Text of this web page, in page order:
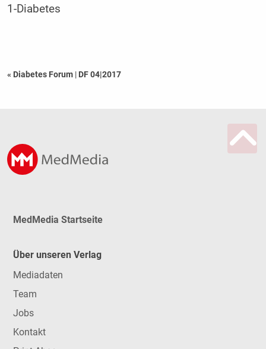
1-Diabetes
« Diabetes Forum | DF 04|2017
MedMedia Startseite
Über unseren Verlag
Mediadaten
Team
Jobs
Kontakt